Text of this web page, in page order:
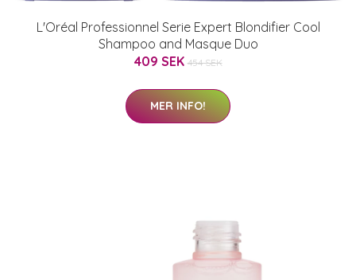
L'Oréal Professionnel Serie Expert Blondifier Cool
Shampoo and Masque Duo
409 SEK 454 SEK
MER INFO!